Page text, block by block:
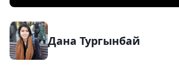
Дана Тургынбай